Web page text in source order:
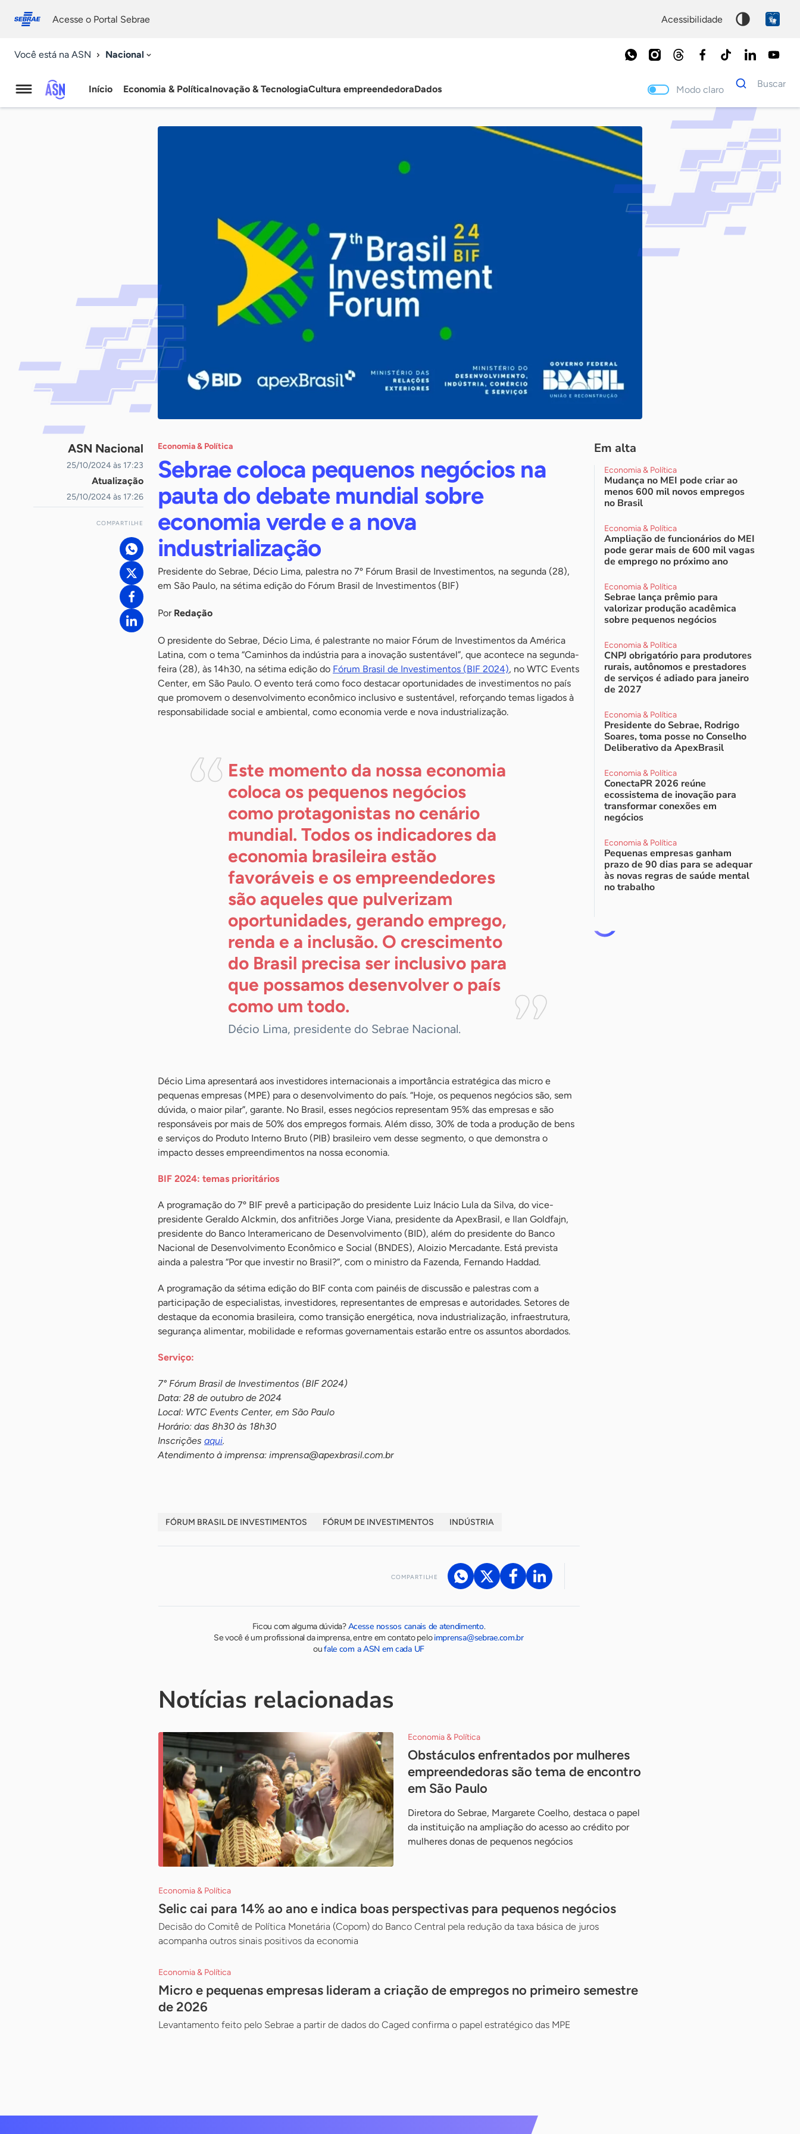
conosco
Acesse o Portal Sebrae acessibilidade
Você está na ASN Nacional
Agência
Início Economia & PolíticaInovação & TecnologiaCultura empreendedoraDados Modo claro
Dados
para
Buscar
Palavra
chave
ASN Nacional
25/10/2024 às 17:23
Atualização
25/10/2024 às 17:26
COMPARTILHE
Economia & Política
Sebrae coloca pequenos negócios na
pauta do debate mundial sobre
economia verde e a nova
industrialização
Presidente do Sebrae, Décio Lima, palestra no 7º Fórum Brasil de Investimentos, na segunda (28),
em São Paulo, na sétima edição do Fórum Brasil de Investimentos (BIF)
Por Redação
O presidente do Sebrae, Décio Lima, é palestrante no maior Fórum de Investimentos da América
Latina, com o tema “Caminhos da indústria para a inovação sustentável”, que acontece na segunda-
feira (28), às 14h30, na sétima edição do Fórum Brasil de Investimentos (BIF 2024), no WTC Events
Center, em São Paulo. O evento terá como foco destacar oportunidades de investimentos no país
que promovem o desenvolvimento econômico inclusivo e sustentável, reforçando temas ligados à
responsabilidade social e ambiental, como economia verde e nova industrialização.
Este momento da nossa economia
coloca os pequenos negócios
como protagonistas no cenário
mundial. Todos os indicadores da
economia brasileira estão
favoráveis e os empreendedores
são aqueles que pulverizam
oportunidades, gerando emprego,
renda e a inclusão. O crescimento
do Brasil precisa ser inclusivo para
que possamos desenvolver o país
como um todo.
Décio Lima, presidente do Sebrae Nacional.
Décio Lima apresentará aos investidores internacionais a importância estratégica das micro e
pequenas empresas (MPE) para o desenvolvimento do país. “Hoje, os pequenos negócios são, sem
dúvida, o maior pilar”, garante. No Brasil, esses negócios representam 95% das empresas e são
responsáveis por mais de 50% dos empregos formais. Além disso, 30% de toda a produção de bens
e serviços do Produto Interno Bruto (PIB) brasileiro vem desse segmento, o que demonstra o
impacto desses empreendimentos na nossa economia.
BIF 2024: temas prioritários
A programação do 7º BIF prevê a participação do presidente Luiz Inácio Lula da Silva, do vice-
presidente Geraldo Alckmin, dos anfitriões Jorge Viana, presidente da ApexBrasil, e Ilan Goldfajn,
presidente do Banco Interamericano de Desenvolvimento (BID), além do presidente do Banco
Nacional de Desenvolvimento Econômico e Social (BNDES), Aloizio Mercadante. Está prevista
ainda a palestra “Por que investir no Brasil?”, com o ministro da Fazenda, Fernando Haddad.
A programação da sétima edição do BIF conta com painéis de discussão e palestras com a
participação de especialistas, investidores, representantes de empresas e autoridades. Setores de
destaque da economia brasileira, como transição energética, nova industrialização, infraestrutura,
segurança alimentar, mobilidade e reformas governamentais estarão entre os assuntos abordados.
Serviço:
7° Fórum Brasil de Investimentos (BIF 2024)
Data: 28 de outubro de 2024
Local: WTC Events Center, em São Paulo
Horário: das 8h30 às 18h30
Inscrições aqui.
Atendimento à imprensa: imprensa@apexbrasil.com.br
FÓRUM BRASIL DE INVESTIMENTOS FÓRUM DE INVESTIMENTOS INDÚSTRIA
COMPARTILHE
Ficou com alguma dúvida?Acesse nossos canais de atendimento.
Se você é um profissional da imprensa, entre em contato peloimprensa@sebrae.com.br
oufale com a ASN em cada UF
Em alta
Economia & Política
Mudança no MEI pode criar ao
menos 600 mil novos empregos
no Brasil
Economia & Política
Ampliação de funcionários do MEI
pode gerar mais de 600 mil vagas
de emprego no próximo ano
Economia & Política
Sebrae lança prêmio para
valorizar produção acadêmica
sobre pequenos negócios
Economia & Política
CNPJ obrigatório para produtores
rurais, autônomos e prestadores
de serviços é adiado para janeiro
de 2027
Economia & Política
Presidente do Sebrae, Rodrigo
Soares, toma posse no Conselho
Deliberativo da ApexBrasil
Economia & Política
ConectaPR 2026 reúne
ecossistema de inovação para
transformar conexões em
negócios
Economia & Política
Pequenas empresas ganham
prazo de 90 dias para se adequar
às novas regras de saúde mental
no trabalho
Notícias relacionadas
Economia & Política
Obstáculos enfrentados por mulheres
empreendedoras são tema de encontro
em São Paulo
Diretora do Sebrae, Margarete Coelho, destaca o papel
da instituição na ampliação do acesso ao crédito por
mulheres donas de pequenos negócios
Economia & Política
Selic cai para 14% ao ano e indica boas perspectivas para pequenos negócios
Decisão do Comitê de Política Monetária (Copom) do Banco Central pela redução da taxa básica de juros
acompanha outros sinais positivos da economia
Economia & Política
Micro e pequenas empresas lideram a criação de empregos no primeiro semestre
de 2026
Levantamento feito pelo Sebrae a partir de dados do Caged confirma o papel estratégico das MPE